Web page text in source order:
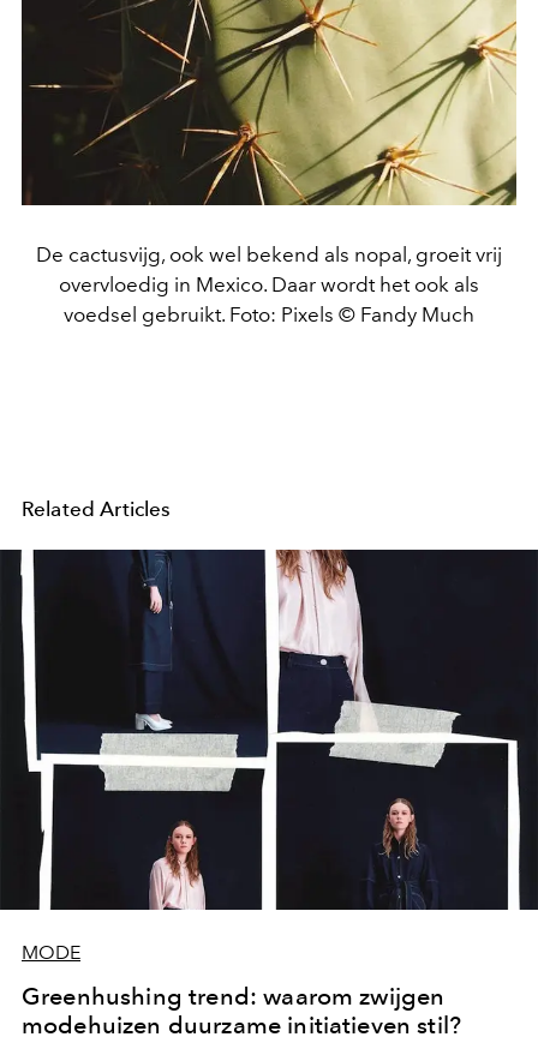
De cactusvijg, ook wel bekend als nopal, groeit vrij
overvloedig in Mexico. Daar wordt het ook als
voedsel gebruikt. Foto: Pixels © Fandy Much
Related Articles
MODE
Greenhushing trend: waarom zwijgen
modehuizen duurzame initiatieven stil?